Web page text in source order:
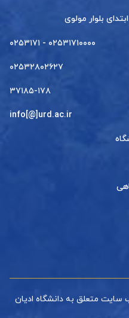
بلوار مولوی
۰۲۵۳۱۷۱۰۰۰۰ - ۰۲۵۳۱۷۱
۰۲۵۳۲۸۰۲۶۲۷
۳۷۱۸۵-۱۷۸
info[@]urd.ac.ir
متعلق به دانشگاه ادیان